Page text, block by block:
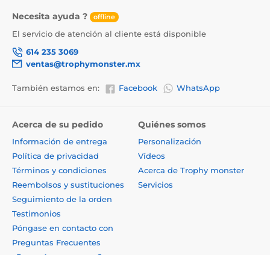
Necesita ayuda ? offline
El servicio de atención al cliente está disponible
614 235 3069
ventas@trophymonster.mx
También estamos en: Facebook WhatsApp
Acerca de su pedido
Información de entrega
Política de privacidad
Términos y condiciones
Reembolsos y sustituciones
Seguimiento de la orden
Testimonios
Póngase en contacto con
Preguntas Frecuentes
Quiénes somos
Personalización
Vídeos
Acerca de Trophy monster
Servicios